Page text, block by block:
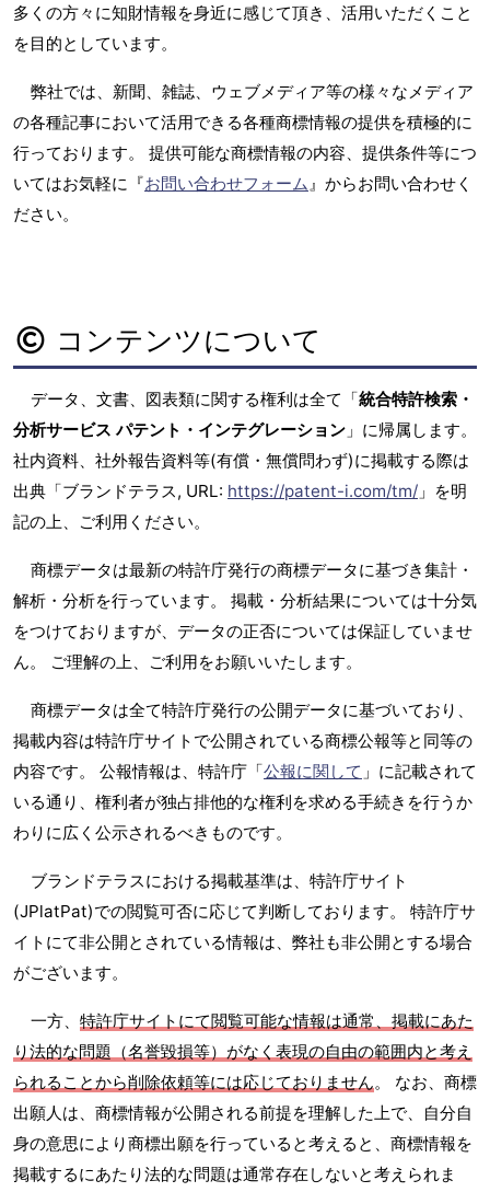
多くの方々に知財情報を身近に感じて頂き、活用いただくこと
を目的としています。
弊社では、新聞、雑誌、ウェブメディア等の様々なメディア
の各種記事において活用できる各種商標情報の提供を積極的に
行っております。 提供可能な商標情報の内容、提供条件等につ
いてはお気軽に『お問い合わせフォーム 』からお問い合わせく
ださい。
コンテンツについて
データ、文書、図表類に関する権利は全て「統合特許検索・
分析サービス パテント・インテグレーション 」に帰属します。
社内資料、社外報告資料等(有償・無償問わず)に掲載する際は
出典「ブランドテラス, URL: https://patent-i.com/tm/ 」を明
記の上、ご利用ください。
商標データは最新の特許庁発行の商標データに基づき集計・
解析・分析を行っています。 掲載・分析結果については十分気
をつけておりますが、データの正否については保証していませ
ん。 ご理解の上、ご利用をお願いいたします。
商標データは全て特許庁発行の公開データに基づいており、
掲載内容は特許庁サイトで公開されている商標公報等と同等の
内容です。 公報情報は、特許庁「公報に関して 」に記載されて
いる通り、権利者が独占排他的な権利を求める手続きを行うか
わりに広く公示されるべきものです。
ブランドテラスにおける掲載基準は、特許庁サイト
(JPlatPat)での閲覧可否に応じて判断しております。 特許庁サ
イトにて非公開とされている情報は、弊社も非公開とする場合
がございます。
一方、 特許庁サイトにて閲覧可能な情報は通常、掲載にあた
り法的な問題（名誉毀損等）がなく表現の自由の範囲内と考え
られることから削除依頼等には応じておりません。 なお、商標
出願人は、商標情報が公開される前提を理解した上で、自分自
身の意思により商標出願を行っていると考えると、商標情報を
掲載するにあたり法的な問題は通常存在しないと考えられま